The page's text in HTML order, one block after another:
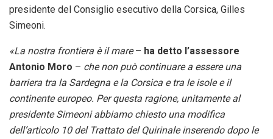
presidente del Consiglio esecutivo della Corsica, Gilles
Simeoni.
«La nostra frontiera è il mare– ha detto l’assessore
Antonio Moro – che non può continuare a essere una
barriera tra la Sardegna e la Corsica e tra le isole e il
continente europeo. Per questa ragione, unitamente al
presidente Simeoni abbiamo chiesto una modifica
dell’articolo 10 del Trattato del Quirinale inserendo dopo le